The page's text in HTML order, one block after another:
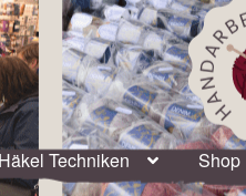
Häkel Techniken Shop